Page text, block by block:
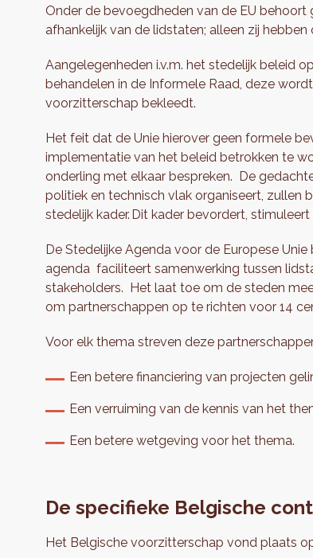
Onder de bevoegdheden van de EU
afhankelijk van de lidstaten; alleen zij
Aangelegenheden i.v.m. het stedelijk beleid
behandelen in de Informele Raad, deze
voorzitterschap bekleedt.
Het feit dat de Unie hierover geen formele
implementatie van het beleid betrokken te
onderling met elkaar bespreken. De
politiek en technisch vlak organiseert, zullen
stedelijk kader. Dit kader bevordert,
De Stedelijke Agenda voor de Europese
agenda faciliteert samenwerking tussen
stakeholders. Het laat toe om de steden
om partnerschappen op te richten voor 14
Voor elk thema streven deze
Een betere financiering van projecten
Een verruiming van de kennis van het
Een betere wetgeving voor het thema.
De specifieke Belgische
Het Belgische voorzitterschap vond plaats